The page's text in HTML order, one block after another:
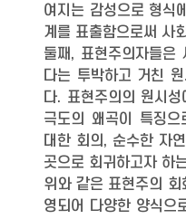
여지는 감성으로 형식
계를 표출함으로써 사
둘째, 표현주의자들은
다는 투박하고 거친
다. 표현주의의 원시
극도의 왜곡이 특징으
대한 회의, 순수한 자
곳으로 회귀하고자 하
위와 같은 표현주의
영되어 다양한 양식으